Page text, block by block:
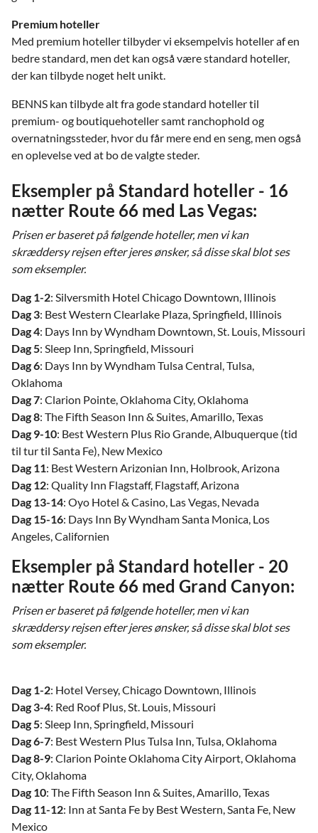
Premium hoteller
Med premium hoteller tilbyder vi eksempelvis hoteller af en
bedre standard, men det kan også være standard hoteller,
der kan tilbyde noget helt unikt.
BENNS kan tilbyde alt fra gode standard hoteller til
premium- og boutiquehoteller samt ranchophold og
overnatningssteder, hvor du får mere end en seng, men også
en oplevelse ved at bo de valgte steder.
Eksempler på Standard hoteller - 16
nætter Route 66 med Las Vegas:
Prisen er baseret på følgende hoteller, men vi kan
skræddersy rejsen efter jeres ønsker, så disse skal blot ses
som eksempler.
Dag 1-2: Silversmith Hotel Chicago Downtown, Illinois
Dag 3: Best Western Clearlake Plaza, Springfield, Illinois
Dag 4: Days Inn by Wyndham Downtown, St. Louis, Missouri
Dag 5: Sleep Inn, Springfield, Missouri
Dag 6: Days Inn by Wyndham Tulsa Central, Tulsa,
Oklahoma
Dag 7: Clarion Pointe, Oklahoma City, Oklahoma
Dag 8: The Fifth Season Inn & Suites, Amarillo, Texas
Dag 9-10: Best Western Plus Rio Grande, Albuquerque (tid
til tur til Santa Fe), New Mexico
Dag 11: Best Western Arizonian Inn, Holbrook, Arizona
Dag 12: Quality Inn Flagstaff, Flagstaff, Arizona
Dag 13-14: Oyo Hotel & Casino, Las Vegas, Nevada
Dag 15-16: Days Inn By Wyndham Santa Monica, Los
Angeles, Californien
Eksempler på Standard hoteller - 20
nætter Route 66 med Grand Canyon:
Prisen er baseret på følgende hoteller, men vi kan
skræddersy rejsen efter jeres ønsker, så disse skal blot ses
som eksempler.
Dag 1-2: Hotel Versey, Chicago Downtown, Illinois
Dag 3-4: Red Roof Plus, St. Louis, Missouri
Dag 5: Sleep Inn, Springfield, Missouri
Dag 6-7: Best Western Plus Tulsa Inn, Tulsa, Oklahoma
Dag 8-9: Clarion Pointe Oklahoma City Airport, Oklahoma
City, Oklahoma
Dag 10: The Fifth Season Inn & Suites, Amarillo, Texas
Dag 11-12: Inn at Santa Fe by Best Western, Santa Fe, New
Mexico